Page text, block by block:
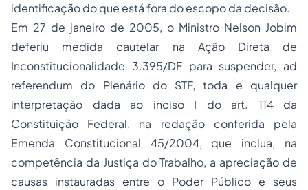
identificação do que está fora do escopo da decisão.
Em 27 de janeiro de 2005, o Ministro Nelson Jobim
deferiu medida cautelar na Ação Direta de
Inconstitucionalidade 3.395/DF para suspender, ad
referendum do Plenário do STF, toda e qualquer
interpretação dada ao inciso I do art. 114 da
Constituição Federal, na redação conferida pela
Emenda Constitucional 45/2004, que inclua, na
competência da Justiça do Trabalho, a apreciação de
causas instauradas entre o Poder Público e seus